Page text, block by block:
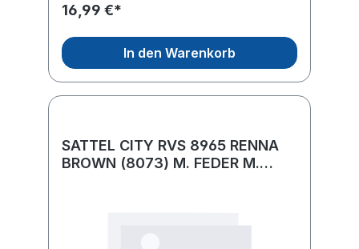
16,99 €*
In den Warenkorb
SATTEL CITY RVS 8965 RENNA
BROWN (8073) M. FEDER M.